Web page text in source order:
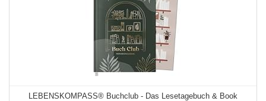
LEBENSKOMPASS® Buchclub - Das Lesetagebuch & Book